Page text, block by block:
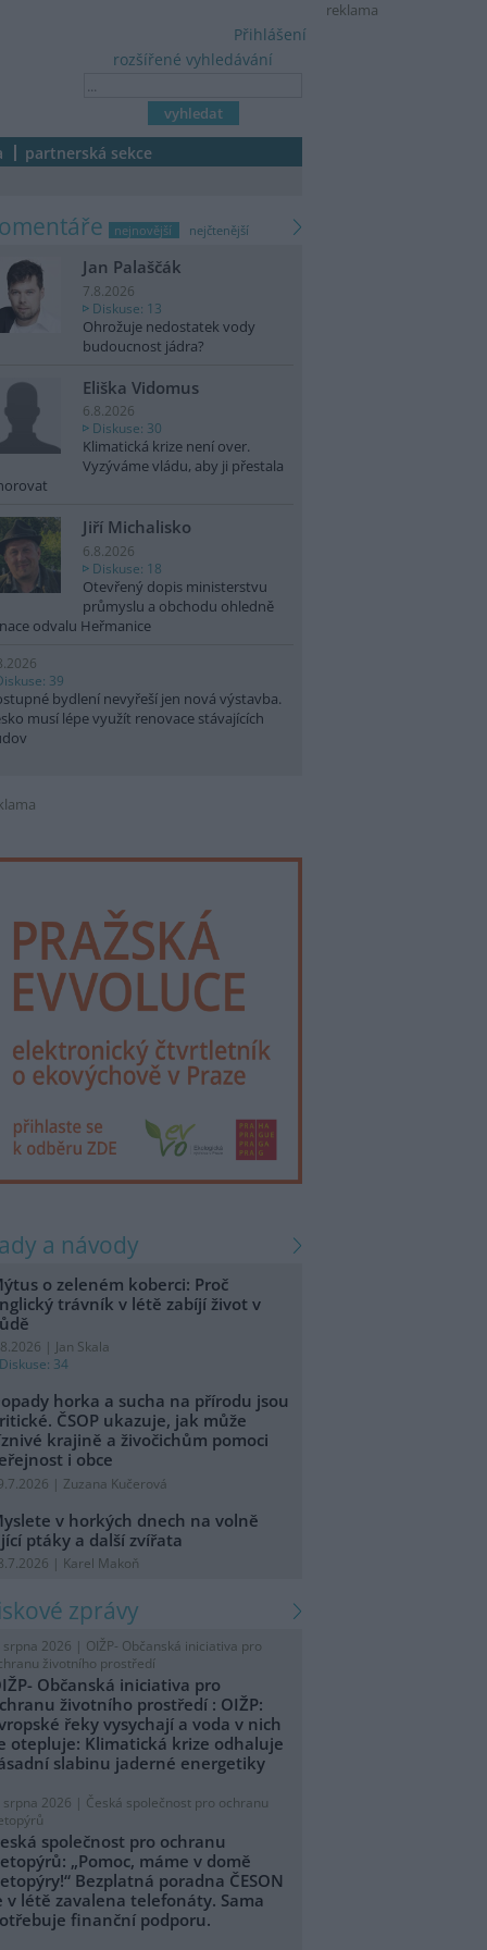
reklama
rozšířené vyhledávání
Přihlášení
partnerská sekce
nejnovější nejčtenější
Jan Palaščák
7.8.2026
Diskuse: 13
Ohrožuje nedostatek vody
budoucnost jádra?
Eliška Vidomus
6.8.2026
Diskuse: 30
Klimatická krize není over.
Vyzýváme vládu, aby ji přestala
Jiří Michalisko
6.8.2026
Diskuse: 18
Otevřený dopis ministerstvu
průmyslu a obchodu ohledně
odvalu Heřmanice
39
bydlení nevyřeší jen nová výstavba.
musí lépe využít renovace stávajících
a návody
o zeleném koberci: Proč
trávník v létě zabíjí život v
| Jan Skala
Diskuse: 34
horka a sucha na přírodu jsou
ČSOP ukazuje, jak může
krajině a živočichům pomoci
i obce
| Zuzana Kučerová
v horkých dnech na volně
ptáky a další zvířata
| Karel Makoň
zprávy
srpna 2026 | OIŽP- Občanská iniciativa pro
životního prostředí
Občanská iniciativa pro
životního prostředí : OIŽP:
řeky vysychají a voda v nich
otepluje: Klimatická krize odhaluje
slabinu jaderné energetiky
srpna 2026 | Česká společnost pro ochranu
společnost pro ochranu
„Pomoc, máme v domě
Bezplatná poradna ČESON
v létě zavalena telefonáty. Sama
finanční podporu.